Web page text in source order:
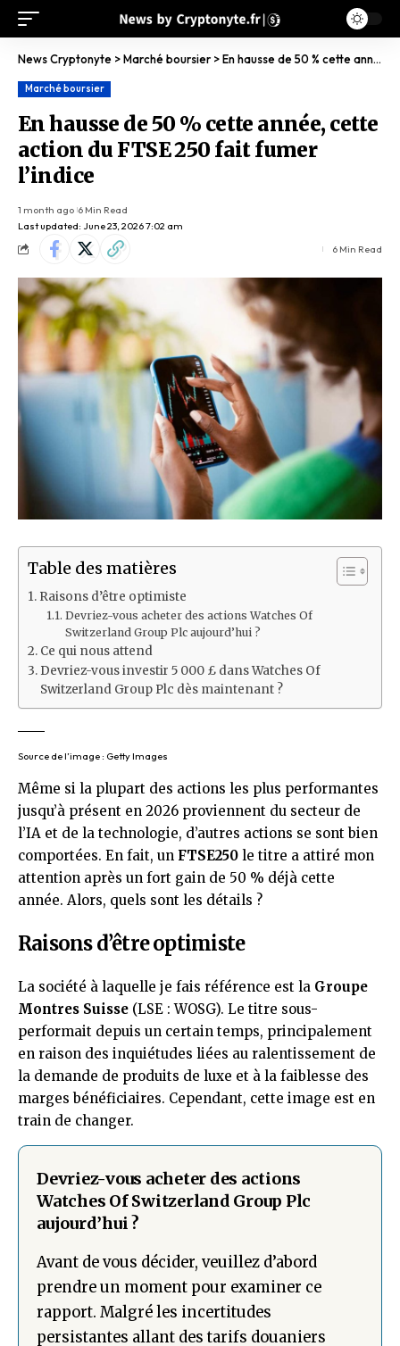
News Cryptonyte >Marché boursier>En hausse de 50 % cette année, cette action du FTSE 250 fait fumer l’indice
Marché boursier
En hausse de 50 % cette année, cette
action du FTSE 250 fait fumer
l’indice
Last updated: June 23, 2026 7:02 am
1 month ago 6 Min Read
6 Min Read
Table des matières
Raisons d’être optimiste
Devriez-vous acheter des actions Watches Of
Switzerland Group Plc aujourd’hui ?
Ce qui nous attend
Devriez-vous investir 5 000 £ dans Watches Of
Switzerland Group Plc dès maintenant ?
Source de l’image : Getty Images
Même si la plupart des actions les plus performantes
jusqu’à présent en 2026 proviennent du secteur de
l’IA et de la technologie, d’autres actions se sont bien
comportées. En fait, un FTSE250 le titre a attiré mon
attention après un fort gain de 50 % déjà cette
année. Alors, quels sont les détails ?
Raisons d’être optimiste
La société à laquelle je fais référence est la Groupe
Montres Suisse (LSE : WOSG). Le titre sous-
performait depuis un certain temps, principalement
en raison des inquiétudes liées au ralentissement de
la demande de produits de luxe et à la faiblesse des
marges bénéficiaires. Cependant, cette image est en
train de changer.
Devriez-vous acheter des actions
Watches Of Switzerland Group Plc
aujourd’hui ?
Avant de vous décider, veuillez d’abord
prendre un moment pour examiner ce
rapport. Malgré les incertitudes
persistantes allant des tarifs douaniers